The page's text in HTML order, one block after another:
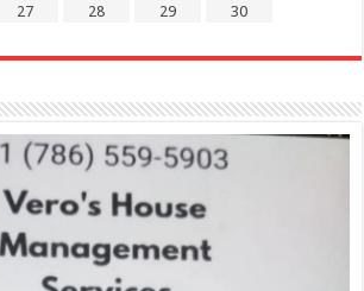
27 28 29
30